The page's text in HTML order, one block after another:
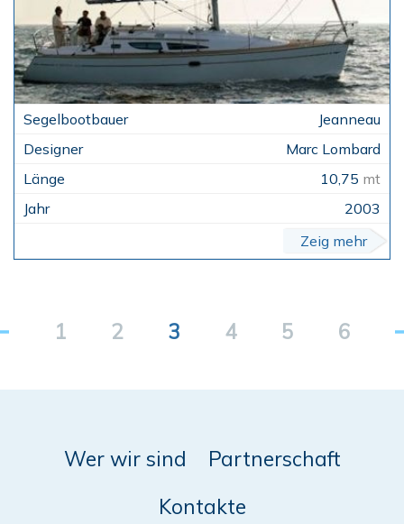
Jeanneau
Marc Lombard
10,75 mt
2003
Zeig mehr
1 2 3 4 5 6
Wer wir sind
Partnerschaft
Kontakte